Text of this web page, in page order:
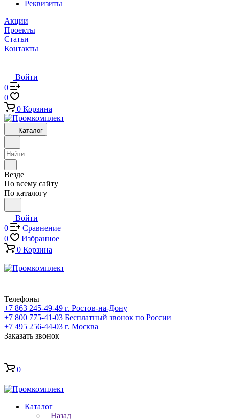
Реквизиты
Акции
Проекты
Статьи
Контакты
Войти
0
0
0 Корзина
Каталог
Везде
По всему сайту
По каталогу
Войти
0
Сравнение
0
Избранное
0 Корзина
Телефоны
+7 863 245-49-49 г. Ростов-на-Дону
+7 800 775-41-03 Бесплатный звонок по России
+7 495 256-44-03 г. Москва
Заказать звонок
0
Каталог
Назад